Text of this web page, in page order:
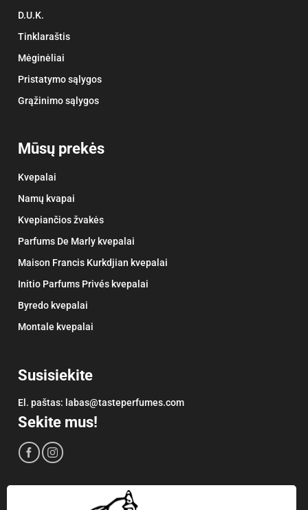
D.U.K.
Tinklaraštis
Mėginėliai
Pristatymo sąlygos
Grąžinimo sąlygos
Mūsų prekės
Kvepalai
Namų kvapai
Kvepiančios žvakės
Parfums De Marly kvepalai
Maison Francis Kurkdjian kvepalai
Initio Parfums Privés kvepalai
Byredo kvepalai
Montale kvepalai
Susisiekite
El. paštas: labas@tasteperfumes.com
Sekite mus!